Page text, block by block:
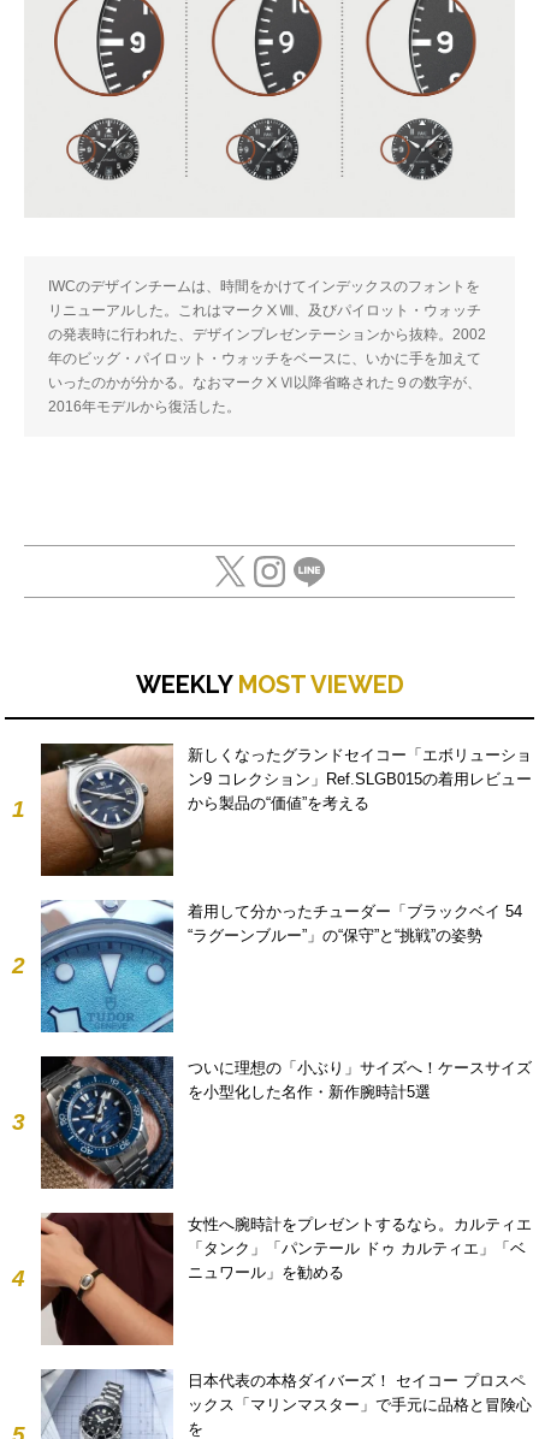
IWCのデザインチームは、時間をかけてインデックスのフォントを
リニューアルした。これはマークⅩⅧ、及びパイロット・ウォッチ
の発表時に行われた、デザインプレゼンテーションから抜粋。2002
年のビッグ・パイロット・ウォッチをベースに、いかに手を加えて
いったのかが分かる。なおマークⅩⅥ以降省略された９の数字が、
2016年モデルから復活した。
WEEKLY MOST VIEWED
1
新しくなったグランドセイコー「エボリューショ
ン9 コレクション」Ref.SLGB015の着用レビュー
から製品の“価値”を考える
2
着用して分かったチューダー「ブラックベイ 54
“ラグーンブルー”」の“保守”と“挑戦”の姿勢
3
ついに理想の「小ぶり」サイズへ！ケースサイズ
を小型化した名作・新作腕時計5選
4
女性へ腕時計をプレゼントするなら。カルティエ
「タンク」「パンテール ドゥ カルティエ」「ベ
ニュワール」を勧める
日本代表の本格ダイバーズ！ セイコー プロスペ
ックス「マリンマスター」で手元に品格と冒険心
を